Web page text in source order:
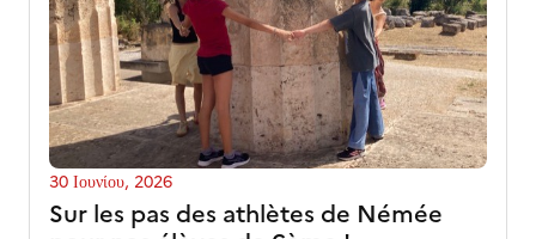
Sur les pas des athlètes de Némée
30 Ιουνίου, 2026